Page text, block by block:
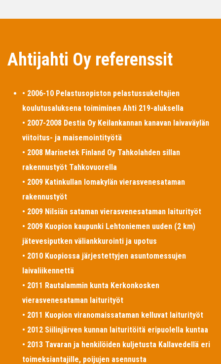
Ahtijahti Oy referenssit
• 2006-10 Pelastusopiston pelastussukeltajien
koulutusaluksena toimiminen Ahti 219-aluksella
• 2007-2008 Destia Oy Keilankannan kanavan laivaväylän
viitoitus- ja maisemointityötä
• 2008 Marinetek Finland Oy Tahkolahden sillan
rakennustyöt Tahkovuorella
• 2009 Katinkullan lomakylän vierasvenesataman
rakennustyöt
• 2009 Nilsiän sataman vierasvenesataman laiturityöt
• 2009 Kuopion kaupunki Lehtoniemen uuden (2 km)
jätevesiputken väliankkurointi ja upotus
• 2010 Kuopiossa järjestettyjen asuntomessujen
laivaliikennettä
• 2011 Rautalammin kunta Kerkonkosken
vierasvenesataman laiturityöt
• 2011 Kuopion viranomaissataman kelluvat laiturityöt
• 2012 Siilinjärven kunnan laituritöitä eripuolella kuntaa
• 2013 Tavaran ja henkilöiden kuljetusta Kallavedellä eri
toimeksiantajille, poijujen asennusta